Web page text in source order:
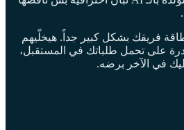
فريقك بشكل كبير جداً. هيخلّيهم
على تحمل طلباتك في المستقبل،
في الآخر برضه.